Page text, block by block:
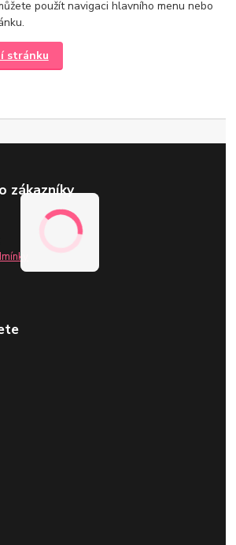
použít navigaci hlavního menu nebo
stránku
zákazníky